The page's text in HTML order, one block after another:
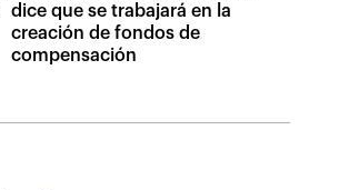
dice que se trabajará en la
creación de fondos de
compensación